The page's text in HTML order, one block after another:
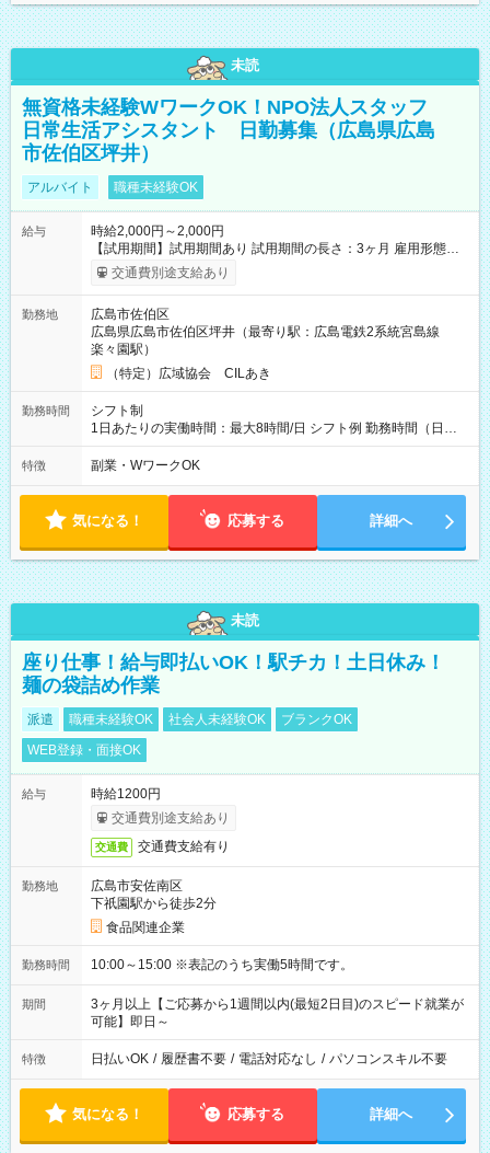
未読
無資格未経験WワークOK！NPO法人スタッフ
日常生活アシスタント 日勤募集（広島県広島
市佐伯区坪井）
アルバイト 職種未経験OK
給与
時給2,000円～2,000円
【試用期間】試用期間あり 試用期間の長さ：3ヶ月 雇用形態、
給与は本採用時と同じです。
交通費別途支給あり
勤務地
広島市佐伯区
広島県広島市佐伯区坪井（最寄り駅：広島電鉄2系統宮島線
楽々園駅）
（特定）広域協会 CILあき
勤務時間
シフト制
1日あたりの実働時間：最大8時間/日 シフト例 勤務時間（日
勤）・8時～18時 （実働時間8時間 待機休憩2時間）（日勤1回
あたりの給与 2万円）
特徴 副業・WワークOK
気になる！ 応募する 詳細へ
未読
座り仕事！給与即払いOK！駅チカ！土日休み！
麺の袋詰め作業
派遣 職種未経験OK 社会人未経験OK
ブランクOK
WEB登録・面接OK
給与
時給1200円
交通費別途支給あり
交通費 交通費支給有り
勤務地
広島市安佐南区
下祇園駅から徒歩2分
食品関連企業
勤務時間 10:00～15:00 ※表記のうち実働5時間です。
期間
3ヶ月以上【ご応募から1週間以内(最短2日目)のスピード就業が
可能】即日～
特徴 日払いOK / 履歴書不要 / 電話対応なし / パソコンスキル不要
気になる！ 応募する 詳細へ